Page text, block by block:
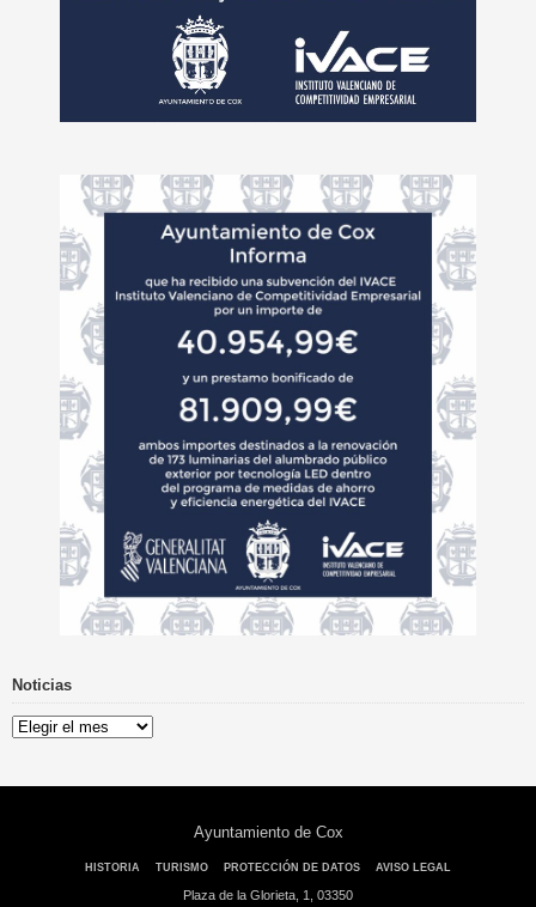
Noticias
Noticias
Ayuntamiento de Cox
HISTORIA TURISMO PROTECCIÓN DE DATOS AVISO LEGAL
Plaza de la Glorieta, 1, 03350